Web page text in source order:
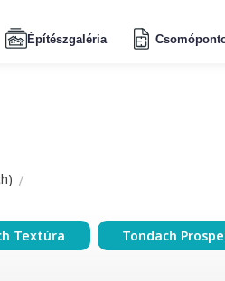
Építészgaléria
Textúra Tondach